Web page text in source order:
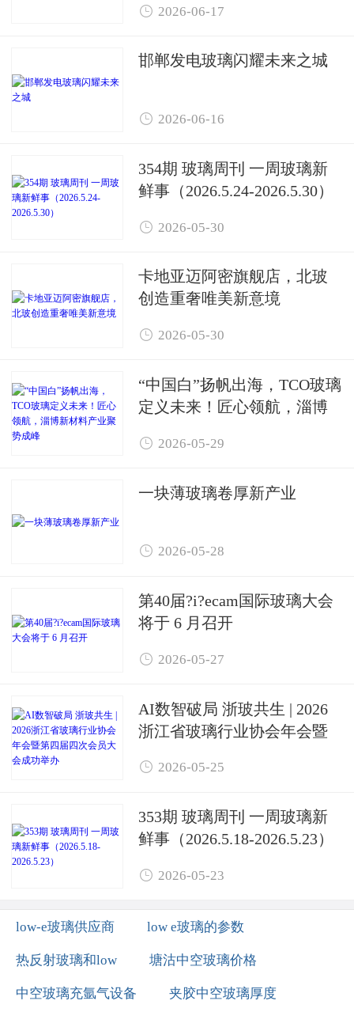
 2026-06-17
邯郸发电玻璃闪耀未来之城
 2026-06-16
354期 玻璃周刊 一周玻璃新
鲜事（2026.5.24-2026.5.30）
 2026-05-30
卡地亚迈阿密旗舰店，北玻
创造重奢唯美新意境
 2026-05-30
“中国白”扬帆出海，TCO玻璃
定义未来！匠心领航，淄博
 2026-05-29
一块薄玻璃卷厚新产业
 2026-05-28
第40届?i?ecam国际玻璃大会
将于 6 月召开
 2026-05-27
AI数智破局 浙玻共生 | 2026
浙江省玻璃行业协会年会暨
办
 2026-05-25
353期 玻璃周刊 一周玻璃新
鲜事（2026.5.18-2026.5.23）
 2026-05-23
low-e玻璃供应商 low e玻璃的参数
热反射玻璃和low 塘沽中空玻璃价格
中空玻璃充氩气设备 夹胶中空玻璃厚度